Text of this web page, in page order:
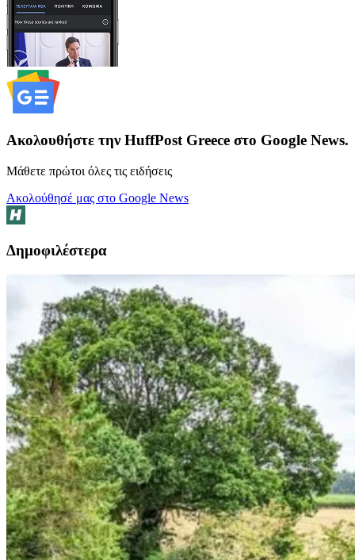
Ακολουθήστε την HuffPost Greece στο Google News.
Μάθετε πρώτοι όλες τις ειδήσεις
Ακολούθησέ μας στο Google News
Δημοφιλέστερα